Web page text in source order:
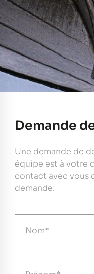
Demande
Une demande de
équipe est à votre
contact avec vous
demande.